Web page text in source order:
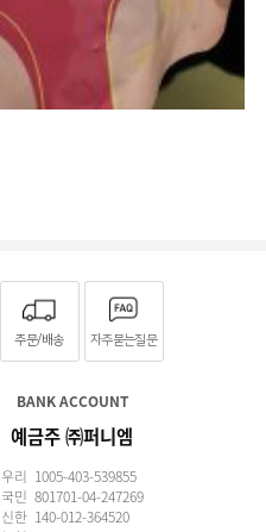
주문/배송 자주묻는질문
BANK ACCOUNT
예금주 ㈜퍼니엠
우리 1005-403-539855
국민 801701-04-247269
신한 140-012-364520